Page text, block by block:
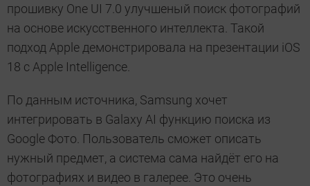
прошивку One UI 7.0 улучшеный поиск фотографий
на основе искусственного интеллекта. Такой
подход Apple демонстрировала на презентации iOS
18 с Apple Intelligence.
По данным источника, Samsung хочет
интегрировать в Galaxy AI функцию поиска из
Google Фото. Пользователь сможет описать
нужный предмет, а система сама найдёт его на
фотографиях и видео в галерее. Это очень